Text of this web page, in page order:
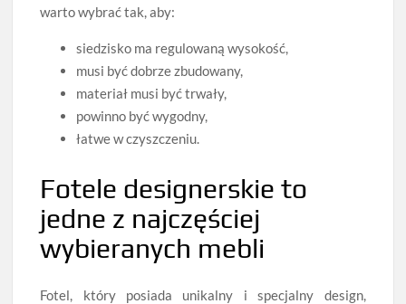
warto wybrać tak, aby:
siedzisko ma regulowaną wysokość,
musi być dobrze zbudowany,
materiał musi być trwały,
powinno być wygodny,
łatwe w czyszczeniu.
Fotele designerskie to
jedne z najczęściej
wybieranych mebli
Fotel, który posiada unikalny i specjalny design,